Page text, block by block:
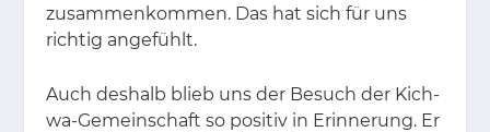
zu­sam­men­kom­men. Das hat sich für uns
rich­tig an­ge­fühlt.
Auch des­halb blieb uns der Be­such der Kich­
wa-Ge­mein­schaft so po­si­tiv in Er­in­ne­rung. Er